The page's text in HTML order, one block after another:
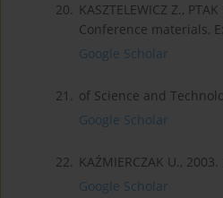
20. KASZTELEWICZ Z.,
Conference materials,
Google Scholar
21. of Science and
Google Scholar
22. KAŹMIERCZAK U.,
Google Scholar